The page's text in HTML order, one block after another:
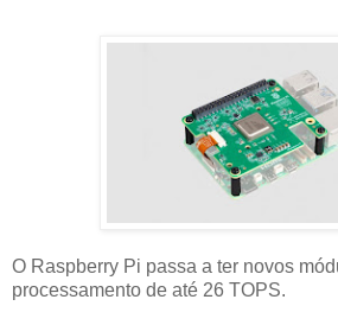
O Raspberry Pi passa a ter novos
processamento de até 26 TOPS.